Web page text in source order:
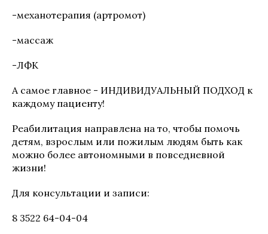
-механотерапия (артромот)
-массаж
-ЛФК
А самое главное - ИНДИВИДУАЛЬНЫЙ ПОДХОД к
каждому пациенту!
Реабилитация направлена на то, чтобы помочь
детям, взрослым или пожилым людям быть как
можно более автономными в повседневной
жизни!
Для консультации и записи:
8 3522 64-04-04